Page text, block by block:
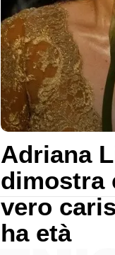
Adriana
dimostra
vero
ha età